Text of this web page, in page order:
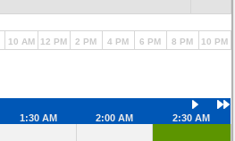
10 AM 12 PM 2 PM 4 PM 6 PM 8 PM 10 PM
1:30 AM 2:00 AM
2:30 AM